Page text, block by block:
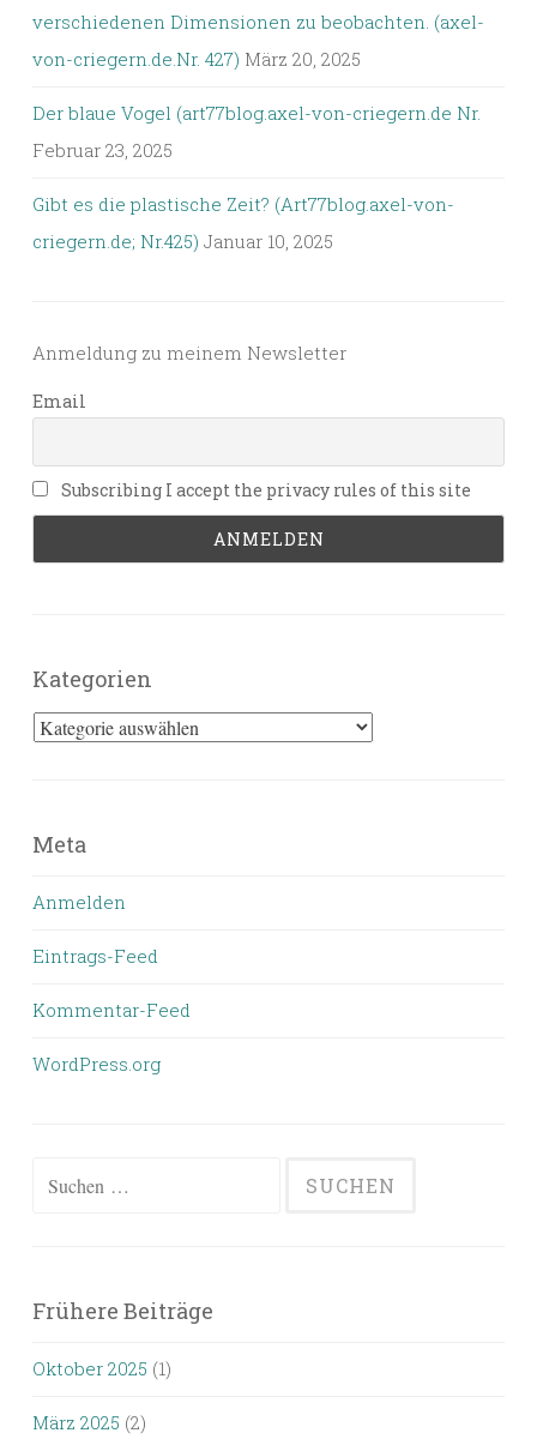
verschiedenen Dimensionen zu beobachten. (axel-
von-criegern.de.Nr. 427) März 20, 2025
Der blaue Vogel (art77blog.axel-von-criegern.de Nr.
Februar 23, 2025
Gibt es die plastische Zeit? (Art77blog.axel-von-
criegern.de; Nr.425) Januar 10, 2025
Anmeldung zu meinem Newsletter
Email
Subscribing I accept the privacy rules of this site
Kategorien
Kategorien
Meta
Anmelden
Eintrags-Feed
Kommentar-Feed
WordPress.org
Suchen
Frühere Beiträge
Oktober 2025 (1)
März 2025 (2)